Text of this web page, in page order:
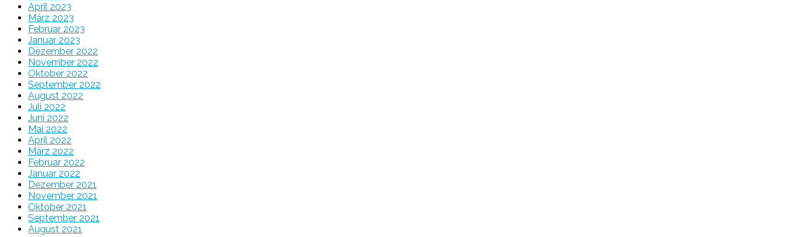
April 2023
März 2023
Februar 2023
Januar 2023
Dezember 2022
November 2022
Oktober 2022
September 2022
August 2022
Juli 2022
Juni 2022
Mai 2022
April 2022
März 2022
Februar 2022
Januar 2022
Dezember 2021
November 2021
Oktober 2021
September 2021
August 2021